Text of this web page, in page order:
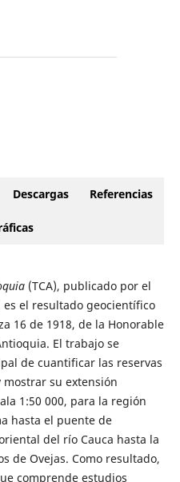
Descargas Referencias
(TCA), publicado por el
es el resultado geocientífico
16 de 1918, de la Honorable
El trabajo se
de cuantificar las reservas
su extensión
1:50 000, para la región
hasta el puente de
del río Cauca hasta la
de Ovejas. Como resultado,
comprende estudios